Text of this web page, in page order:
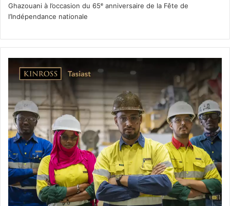
Ghazouani à l’occasion du 65ᵉ anniversaire de la Fête de
l’Indépendance nationale